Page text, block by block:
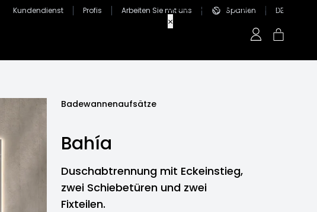
Kundendienst Profis Arbeiten Sie mit uns Spanien DE
Badewannenaufsätze
Bahía
Duschabtrennung mit Eckeinstieg,
zwei Schiebetüren und zwei
Fixteilen.